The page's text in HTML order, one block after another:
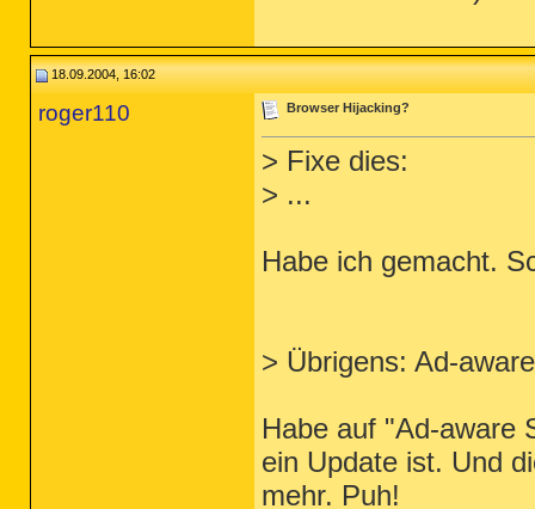
18.09.2004, 16:02
roger110 Browser Hijacking?
> Fixe dies:
> ...
Habe ich gemacht.
> Übrigens: Ad-
Habe auf "Ad-aware
ein Update ist. Und
mehr. Puh!